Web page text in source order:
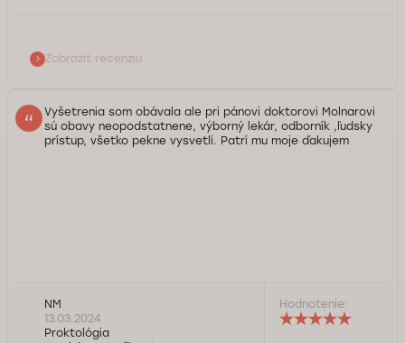
Zobraziť recenziu
Vyšetrenia som obávala ale pri pánovi doktorovi Molnarovi
sú obavy neopodstatnene, výborný lekár, odborník ,ľudsky
prístup, všetko pekne vysvetlí. Patrí mu moje ďakujem
boli s návštevou našej ambulancie a vyšetrením u MUDr.
Tibora Molnára spokojná. S radosťou pomôžeme aj
NM
13.03.2024
Proktológia
Hodnotenie: